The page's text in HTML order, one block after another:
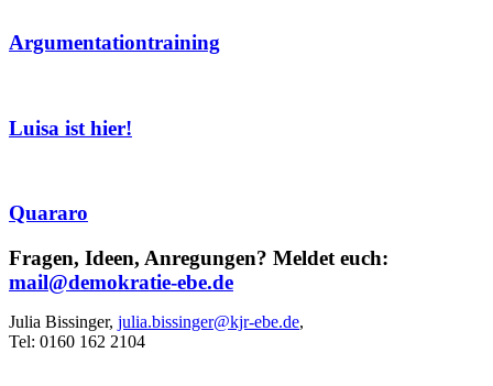
Argumentationtraining
Luisa ist hier!
Quararo
Fragen, Ideen, Anregungen? Meldet euch:
mail@demokratie-ebe.de
Julia Bissinger, julia.bissinger@kjr-ebe.de,
Tel: 0160 162 2104